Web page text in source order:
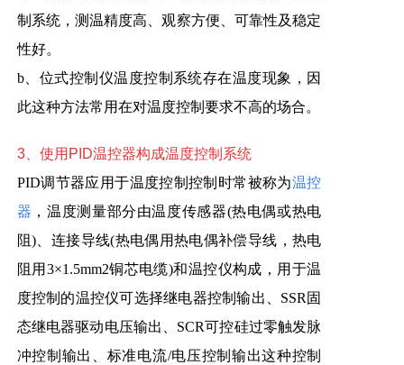
制系统，测温精度高、观察方便、可靠性及稳定
性好。
b、位式控制仪温度控制系统存在温度现象，因
此这种方法常用在对温度控制要求不高的场合。
3、使用PID温控器构成温度控制系统
PID调节器应用于温度控制控制时常被称为温控
器 ，温度测量部分由温度传感器(热电偶或热电
阻)、连接导线(热电偶用热电偶补偿导线，热电
阻用3×1.5mm2铜芯电缆)和温控仪构成，用于温
度控制的温控仪可选择继电器控制输出、SSR固
态继电器驱动电压输出、SCR可控硅过零触发脉
冲控制输出、标准电流/电压控制输出这种控制